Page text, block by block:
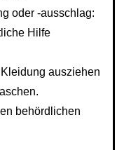
oder -ausschlag:
Hilfe
ausziehen
behördlichen